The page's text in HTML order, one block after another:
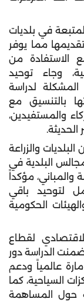
في بلديات
مما يوفر
الاستفادة من
وجاء توحيد
المشكلة لدراسة
بالتنسيق مع
والمستفيدين،
والزراعة
البلدية في
والمباني، مؤكداً
لتوحيد باقي
الحكومية
لقطاع
الدراسة دور
عالمياً ودعم
السياحية، كما
حول المساهمة